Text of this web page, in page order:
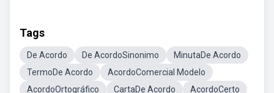
Tags
De Acordo De AcordoSinonimo
MinutaDe Acordo
TermoDe Acordo
AcordoComercial Modelo
AcordoOrtográfico
CartaDe Acordo AcordoCerto